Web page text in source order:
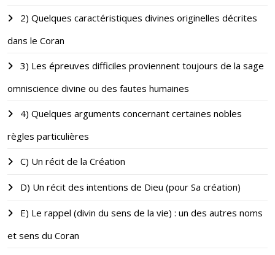
2) Quelques caractéristiques divines originelles décrites
dans le Coran
3) Les épreuves difficiles proviennent toujours de la sage
omniscience divine ou des fautes humaines
4) Quelques arguments concernant certaines nobles
règles particulières
C) Un récit de la Création
D) Un récit des intentions de Dieu (pour Sa création)
E) Le rappel (divin du sens de la vie) : un des autres noms
et sens du Coran